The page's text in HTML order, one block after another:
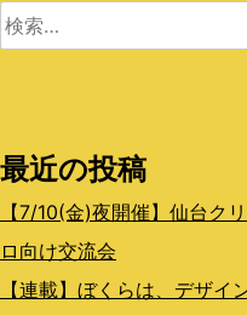
ゲ
ョ
ン
検
最近の投稿
【7/10(金)夜開催】仙台ク
ロ向け交流会
【連載】ぼくらは、デザ